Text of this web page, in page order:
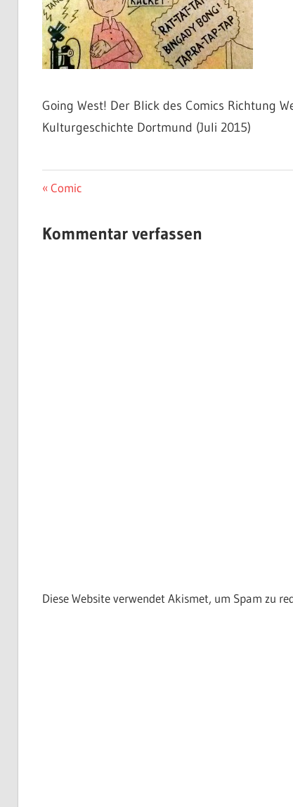
Going West! Der Blick des Comics Richtung
Kulturgeschichte Dortmund (Juli 2015)
Beitragsnavigation
Vorheriger
Comic
Kommentar verfassen
Diese Website verwendet Akismet, um Spam zu